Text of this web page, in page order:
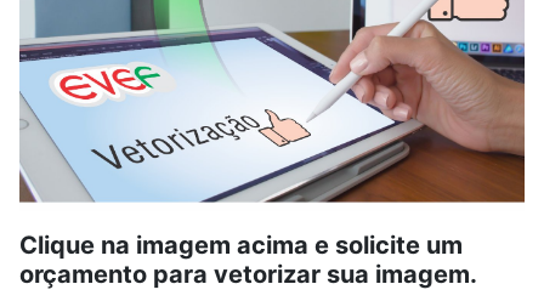
Clique na imagem acima e solicite um
orçamento para vetorizar sua imagem.